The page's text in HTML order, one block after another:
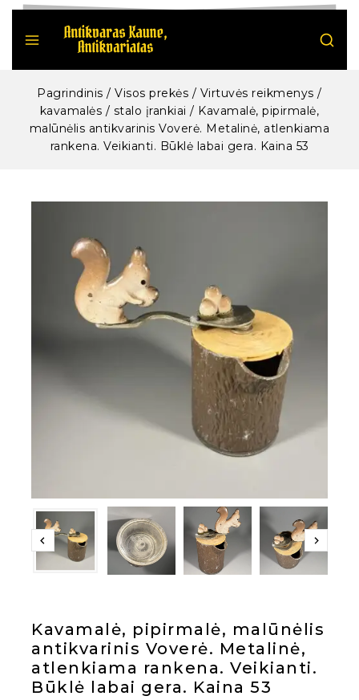
Pagrindinis / Visos prekės / Virtuvės reikmenys /
kavamalės / stalo įrankiai / Kavamalė, pipirmalė,
malūnėlis antikvarinis Voverė. Metalinė, atlenkiama
rankena. Veikianti. Būklė labai gera. Kaina 53
Kavamalė, pipirmalė, malūnėlis
antikvarinis Voverė. Metalinė,
atlenkiama rankena. Veikianti.
Būklė labai gera. Kaina 53